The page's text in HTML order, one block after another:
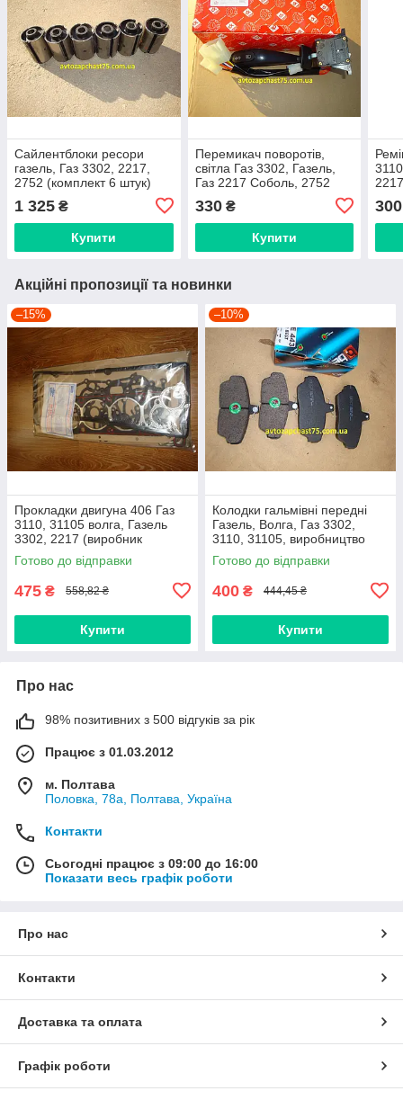
Сайлентблоки ресори
газель, Газ 3302, 2217,
2752 (комплект 6 штук)
1 325 ₴
Купити
Перемикач поворотів,
світла Газ 3302, Газель,
Газ 2217 Соболь, 2752
330₴
Купити
мм)
300
Акційні пропозиції та новинки
–15%
Прокладки двигуна 406 Газ
3110, 31105 волга, Газель
3302, 2217 (виробник
Автосвіт, Україна) 17 позицій
Готово до відправки
475 ₴ 558,82 ₴
Купити
–10%
Колодки гальмівні передні
Газель, Волга, Газ 3302,
3110, 31105, виробництво
Best, Україна
Готово до відправки
400 ₴ 444,45 ₴
Купити
Про нас
98% позитивних з 500 відгуків за рік
Працює з 01.03.2012
м. Полтава
Половка, 78а, Полтава, Україна
Контакти
Сьогодні працює з 09:00 до 16:00
Показати весь графік роботи
Про нас
Контакти
Доставка та оплата
Графік роботи